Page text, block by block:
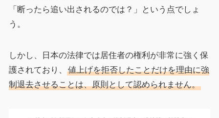
「断ったら追い出されるのでは？」という点でしょ
う。
しかし、日本の法律では居住者の権利が非常に強く保
護されており、
値上げを拒否したことだけを理由に強
制退去させることは、原則として認められません。